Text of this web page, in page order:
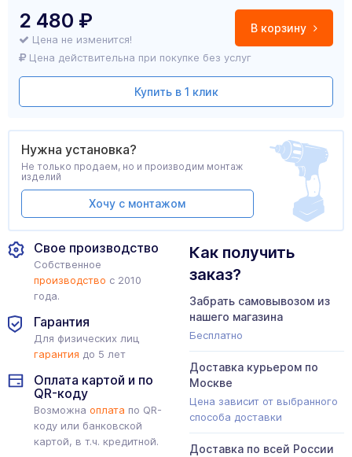
В корзину
2 480 ₽
Цена не изменится!
Цена действительна при покупке без услуг
Купить в 1 клик
Свое производство
Собственное
производство с 2010
года.
Гарантия
Для физических лиц
гарантия до 5 лет
Оплата картой и по
QR-коду
Возможна оплата по QR-
коду или банковской
картой, в т.ч. кредитной.
Как получить
заказ?
Забрать самовывозом из
нашего магазина
Бесплатно
Доставка курьером по
Москве
Цена зависит от выбранного
способа доставки
Доставка по всей России
Нужна установка?
Не только продаем, но и производим монтаж
изделий
Хочу с монтажом